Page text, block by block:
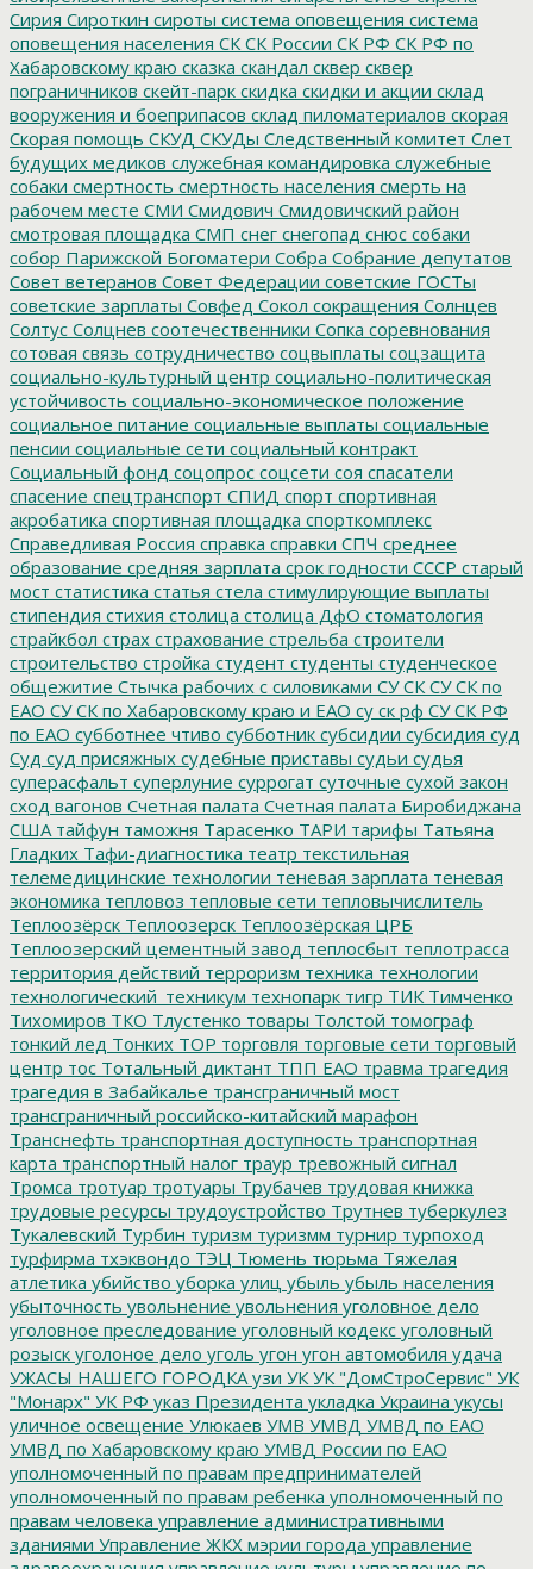
Сирия Сироткин сироты система оповещения система
оповещения населения СК СК России СК РФ СК РФ по
Хабаровскому краю сказка скандал сквер сквер
пограничников скейт-парк скидка скидки и акции склад
вооружения и боеприпасов склад пиломатериалов скорая
Скорая помощь СКУД СКУДы Следственный комитет Слет
будущих медиков служебная командировка служебные
собаки смертность смертность населения смерть на
рабочем месте СМИ Смидович Смидовичский район
смотровая площадка СМП снег снегопад снюс собаки
собор Парижской Богоматери Собра Собрание депутатов
Совет ветеранов Совет Федерации советские ГОСТы
советские зарплаты Совфед Сокол сокращения Солнцев
Солтус Солцнев соотечественники Сопка соревнования
сотовая связь сотрудничество соцвыплаты соцзащита
социально-культурный центр социально-политическая
устойчивость социально-экономическое положение
социальное питание социальные выплаты социальные
пенсии социальные сети социальный контракт
Социальный фонд соцопрос соцсети соя спасатели
спасение спецтранспорт СПИД спорт спортивная
акробатика спортивная площадка спорткомплекс
Справедливая Россия справка справки СПЧ среднее
образование средняя зарплата срок годности СССР старый
мост статистика статья стела стимулирующие выплаты
стипендия стихия столица столица ДфО стоматология
страйкбол страх страхование стрельба строители
строительство стройка студент студенты студенческое
общежитие Стычка рабочих с силовиками СУ СК СУ СК по
ЕАО СУ СК по Хабаровскому краю и ЕАО су ск рф СУ СК РФ
по ЕАО субботнее чтиво субботник субсидии субсидия суд
Суд суд присяжных судебные приставы судьи судья
суперасфальт суперлуние суррогат суточные сухой закон
сход вагонов Счетная палата Счетная палата Биробиджана
США тайфун таможня Тарасенко ТАРИ тарифы Татьяна
Гладких Тафи-диагностика театр текстильная
телемедицинские технологии теневая зарплата теневая
экономика тепловоз тепловые сети тепловычислитель
Теплоозёрск Теплоозерск Теплоозёрская ЦРБ
Теплоозерский цементный завод теплосбыт теплотрасса
территория действий терроризм техника технологии
технологический_техникум технопарк тигр ТИК Тимченко
Тихомиров ТКО Тлустенко товары Толстой томограф
тонкий лед Тонких ТОР торговля торговые сети торговый
центр тос Тотальный диктант ТПП ЕАО травма трагедия
трагедия в Забайкалье трансграничный мост
трансграничный российско-китайский марафон
Транснефть транспортная доступность транспортная
карта транспортный налог траур тревожный сигнал
Тромса тротуар тротуары Трубачев трудовая книжка
трудовые ресурсы трудоустройство Трутнев туберкулез
Тукалевский Турбин туризм туризмм турнир турпоход
турфирма тхэквондо ТЭЦ Тюмень тюрьма Тяжелая
атлетика убийство уборка улиц убыль убыль населения
убыточность увольнение увольнения уголовное дело
уголовное преследование уголовный кодекс уголовный
розыск уголоное дело уголь угон угон автомобиля удача
УЖАСЫ НАШЕГО ГОРОДКА узи УК УК "ДомСтроСервис" УК
"Монарх" УК РФ указ Президента укладка Украина укусы
уличное освещение Улюкаев УМВ УМВД УМВД по ЕАО
УМВД по Хабаровскому краю УМВД России по ЕАО
уполномоченный по правам предпринимателей
уполномоченный по правам ребенка уполномоченный по
правам человека управление административными
зданиями Управление ЖКХ мэрии города управление